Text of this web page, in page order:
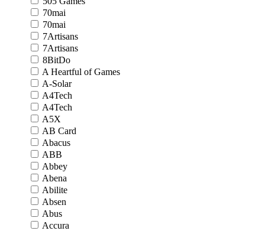
70mai
70mai
7Artisans
7Artisans
8BitDo
A Heartful of Games
A-Solar
A4Tech
A4Tech
A5X
AB Card
Abacus
ABB
Abbey
Abena
Abilite
Absen
Abus
Accura